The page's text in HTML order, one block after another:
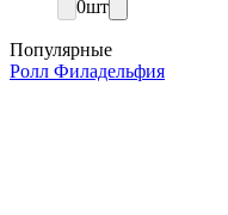
0шт
Популярные
Ролл Филадельфия